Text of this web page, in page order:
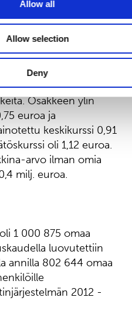
Allow all
Allow selection
Deny
vaihto NASDAQ
oli 55 481 427
keskimääräisestä
Osakkeen ylin
euroa ja
keskikurssi 0,91
oli 1,12 euroa.
arvo ilman omia
milj. euroa.
1 000 875 omaa
luovutettiin
annilla 802 644 omaa
2012 -